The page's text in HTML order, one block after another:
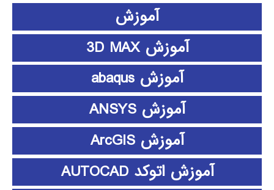
آموزش
آموزش 3D MAX
آموزش abaqus
آموزش ANSYS
آموزش ArcGIS
آموزش اتوکد AUTOCAD